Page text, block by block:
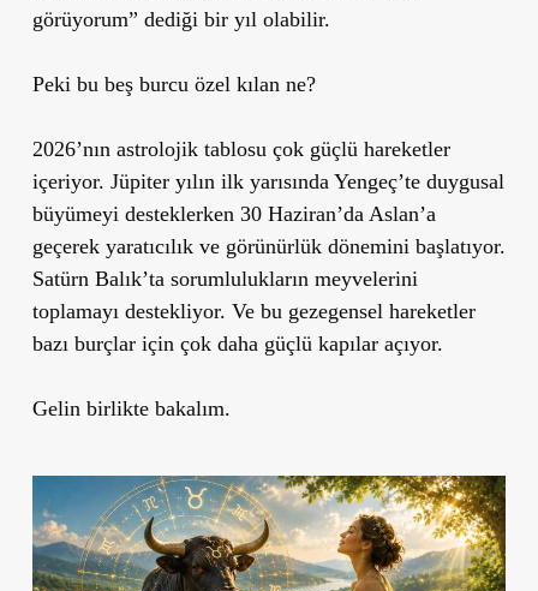
görüyorum” dediği bir yıl olabilir.
Peki bu beş burcu özel kılan ne?
2026’nın astrolojik tablosu çok güçlü hareketler
içeriyor. Jüpiter yılın ilk yarısında Yengeç’te duygusal
büyümeyi desteklerken 30 Haziran’da Aslan’a
geçerek yaratıcılık ve görünürlük dönemini başlatıyor.
Satürn Balık’ta sorumlulukların meyvelerini
toplamayı destekliyor. Ve bu gezegensel hareketler
bazı burçlar için çok daha güçlü kapılar açıyor.
Gelin birlikte bakalım.